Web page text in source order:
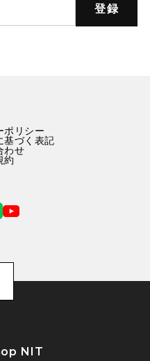
登録
ポリシー
基づく表記
わせ
約
NIT